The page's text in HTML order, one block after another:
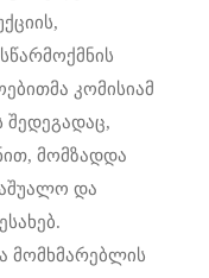
კომისიამ
შედეგადაც,
მომზადდა
და
მომხმარებლის